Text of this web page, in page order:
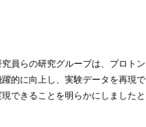
員らの研究グループは、プロトン
的に向上し、実験データを再現で
できることを明らかにしましたと